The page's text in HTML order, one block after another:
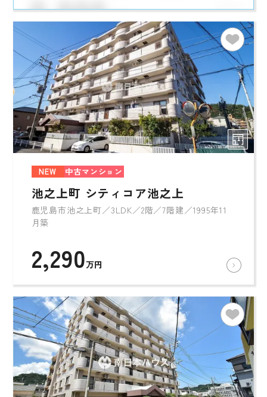
NEW 中古マンション
池之上町 シティコア池之上
鹿児島市池之上町／3LDK／2階／7階建／1995年11
月築
2,290万円